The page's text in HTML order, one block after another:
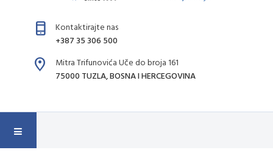
Kontaktirajte nas
+387 35 306 500
Mitra Trifunovića Uče do broja 161
75000 TUZLA, BOSNA I HERCEGOVINA